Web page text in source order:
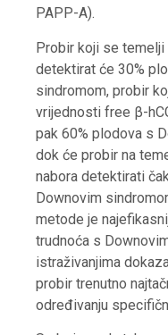
PAPP-A).
Probir koji se temelji
detektirat će 30%
sindromom, probir
vrijednosti free β-
pak 60% plodova s
dok će probir na
nabora detektirati
Downovim
metode je
trudnoća s
istraživanjima
probir trenutno
određivanju